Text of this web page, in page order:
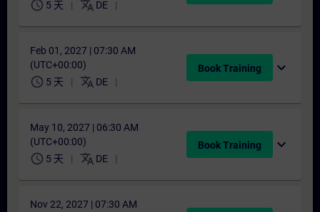
schedule 5 天 translate DE
Feb 01, 2027 | 07:30 AM
(UTC+00:00)
schedule 5 天 translate DE
Book Training expand_more
May 10, 2027 | 06:30 AM
(UTC+00:00)
schedule 5 天 translate DE
Book Training expand_more
Nov 22, 2027 | 07:30 AM